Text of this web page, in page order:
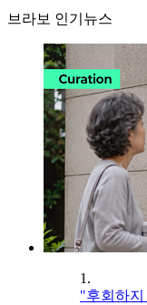
브라보 인기뉴스
1.
"후회하